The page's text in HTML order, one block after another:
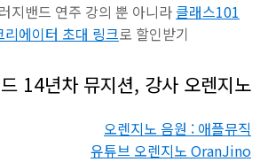
지밴드 연주 강의 뿐 아니라 클래스101
에이터 초대 링크로 할인받기
14년차 뮤지션, 강사 오렌지노
오렌지노 음원 : 애플뮤직
유튜브 오렌지노 OranJino